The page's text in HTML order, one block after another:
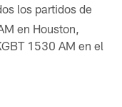
los partidos de
en Houston,
1530 AM en el